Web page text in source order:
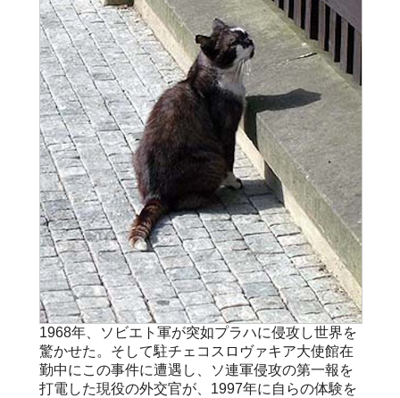
1968年、ソビエト軍が突如プラハに侵攻し世界を
驚かせた。そして駐チェコスロヴァキア大使館在
勤中にこの事件に遭遇し、ソ連軍侵攻の第一報を
打電した現役の外交官が、1997年に自らの体験を